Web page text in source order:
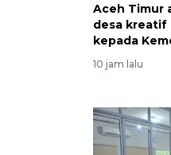
Aceh Timur
desa kreatif
kepada
10 jam lalu